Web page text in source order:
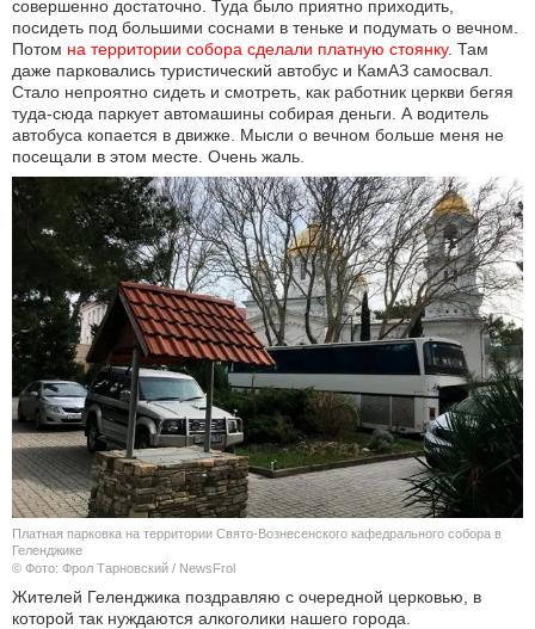
совершенно достаточно. Туда было приятно приходить,
посидеть под большими соснами в теньке и подумать о вечном.
Потом на территории собора сделали платную стоянку. Там
даже парковались туристический автобус и КамАЗ самосвал.
Стало непроятно сидеть и смотреть, как работник церкви бегяя
туда-сюда паркует автомашины собирая деньги. А водитель
автобуса копается в движке. Мысли о вечном больше меня не
посещали в этом месте. Очень жаль.
Платная парковка на территории Свято-Вознесенского кафедрального собора в
Геленджике
© Фото: Фрол Тарновский / NewsFrol
Жителей Геленджика поздравляю с очередной церковью, в
которой так нуждаются алкоголики нашего города.